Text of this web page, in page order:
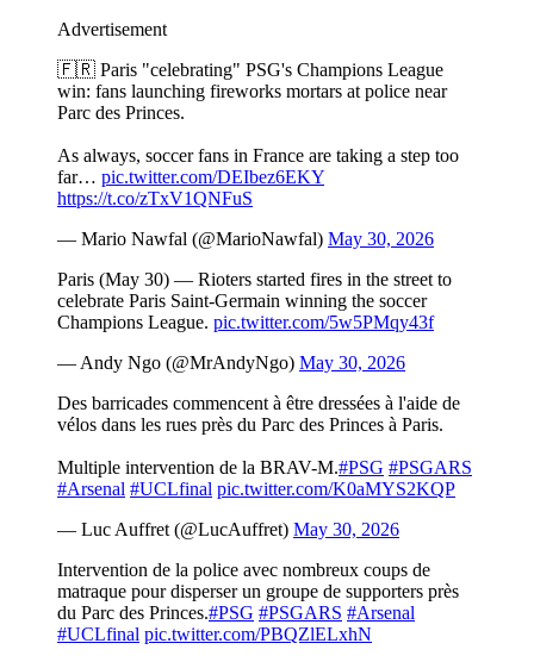
Advertisement
🇫🇷 Paris "celebrating" PSG's Champions League
win: fans launching fireworks mortars at police near
Parc des Princes.
As always, soccer fans in France are taking a step too
far… pic.twitter.com/DEIbez6EKY
https://t.co/zTxV1QNFuS
— Mario Nawfal (@MarioNawfal) May 30, 2026
Paris (May 30) — Rioters started fires in the street to
celebrate Paris Saint-Germain winning the soccer
Champions League. pic.twitter.com/5w5PMqy43f
— Andy Ngo (@MrAndyNgo) May 30, 2026
Des barricades commencent à être dressées à l'aide de
vélos dans les rues près du Parc des Princes à Paris.
Multiple intervention de la BRAV-M.#PSG #PSGARS
#Arsenal #UCLfinal pic.twitter.com/K0aMYS2KQP
— Luc Auffret (@LucAuffret) May 30, 2026
Intervention de la police avec nombreux coups de
matraque pour disperser un groupe de supporters près
du Parc des Princes.#PSG #PSGARS #Arsenal
#UCLfinal pic.twitter.com/PBQZlELxhN